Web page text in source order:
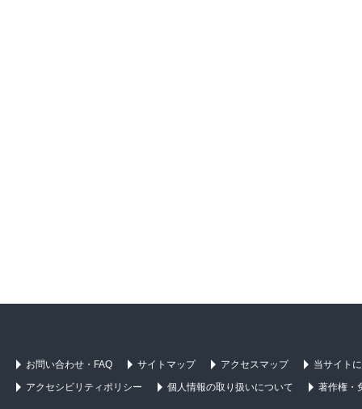
お問い合わせ・FAQ サイトマップ アクセスマップ
当サイト
アクセシビリティポリシー
個人情報の取り扱いについて 著作権・